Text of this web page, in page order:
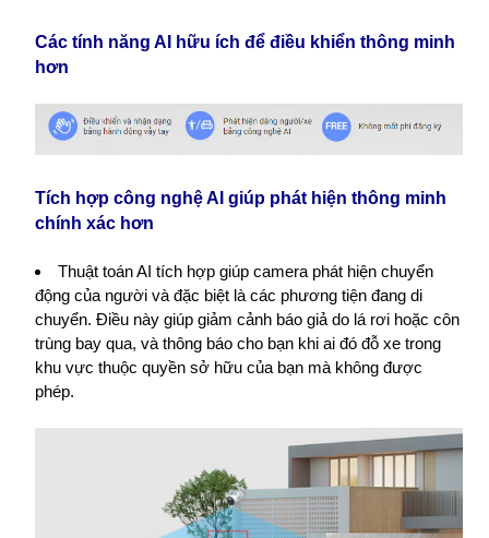
Các tính năng AI hữu ích để điều khiển thông minh
hơn
Tích hợp công nghệ AI giúp phát hiện thông minh
chính xác hơn
Thuật toán AI tích hợp giúp camera phát hiện chuyển
động của người và đặc biệt là các phương tiện đang di
chuyển. Điều này giúp giảm cảnh báo giả do lá rơi hoặc côn
trùng bay qua, và thông báo cho bạn khi ai đó đỗ xe trong
khu vực thuộc quyền sở hữu của bạn mà không được
phép.